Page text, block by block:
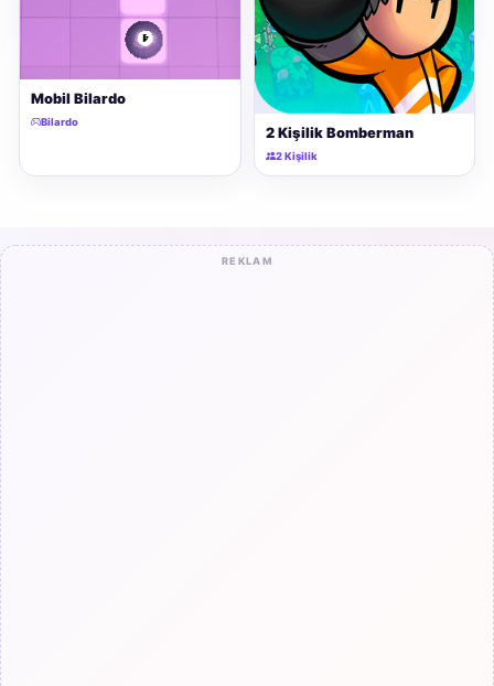
Mobil Bilardo
Bilardo
2 Kişilik Bomberman
2 Kişilik
REKLAM